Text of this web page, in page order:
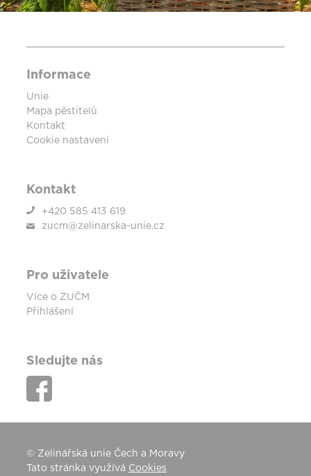
Informace
Unie
Mapa pěstitelů
Kontakt
Cookie nastavení
Kontakt
+420 585 413 619
zucm@zelinarska-unie.cz
Pro uživatele
Více o ZUČM
Přihlášení
Sledujte nás
© Zelinářská unie Čech a Moravy
Tato stránka využívá Cookies